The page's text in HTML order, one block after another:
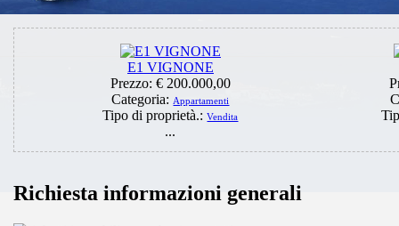
E1 VIGNONE
Prezzo: € 200.000,00
Categoria: Appartamenti
Tipo di proprietà.:Vendita
...
Richiesta informazioni generali